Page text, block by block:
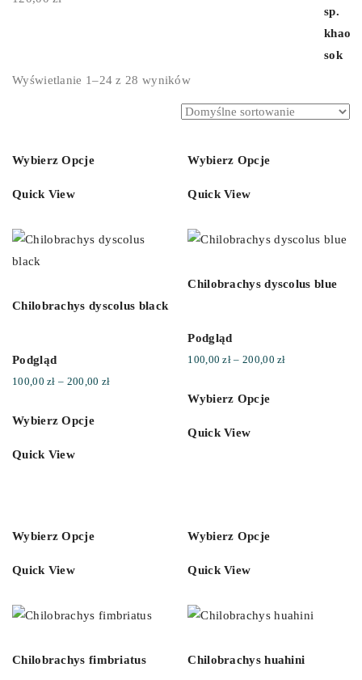
Wyświetlanie 1–24 z 28 wyników
Wybierz Opcje
Quick View
Chilobrachys dyscolus black
Podgląd
100,00zł – 200,00 złZakres
Wybierz Opcje
Quick View
Wybierz Opcje
Quick View
Chilobrachys dyscolus blue
Podgląd
100,00zł – 200,00złZakres
Wybierz Opcje
Quick View
Wybierz Opcje
Quick View
Chilobrachys fimbriatus
Wybierz Opcje
Quick View
Chilobrachys huahini